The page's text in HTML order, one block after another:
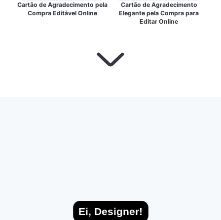
Cartão de Agradecimento pela
Compra Editável Online
Cartão de Agradecimento
Elegante pela Compra para
Editar Online
Ei, Designer!